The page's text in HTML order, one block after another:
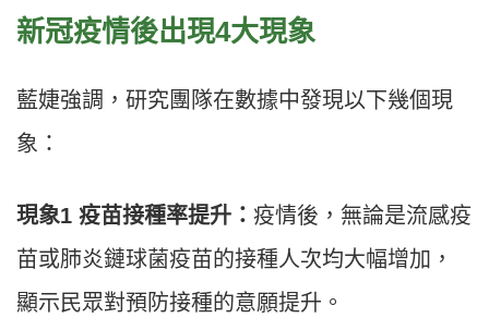
新冠疫情後出現4大現象
藍婕強調，研究團隊在數據中發現以下幾個現
象：
現象1 疫苗接種率提升： 疫情後，無論是流感疫
苗或肺炎鏈球菌疫苗的接種人次均大幅增加，
顯示民眾對預防接種的意願提升。